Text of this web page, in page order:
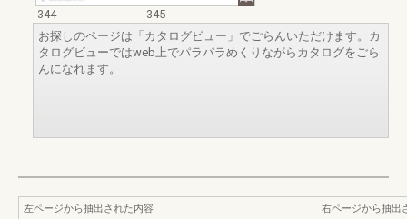
344
345
お探しのページは「カタログビュー」でごらんいただけます。カ
タログビューではweb上でパラパラめくりながらカタログをごら
んになれます。
左ページから抽出された内容
右ページから抽出